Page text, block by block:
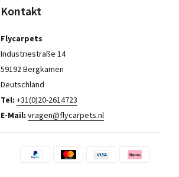
Kontakt
Flycarpets
Industriestraße 14
59192 Bergkamen
Deutschland
Tel: +31(0)20-2614723
E-Mail: vragen@flycarpets.nl